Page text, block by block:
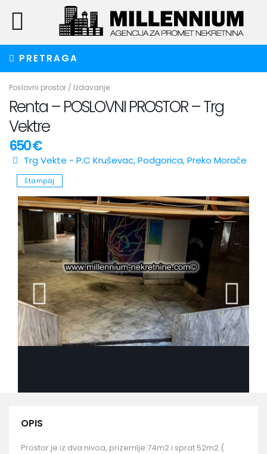
PRETRAGA
Poslovni prostor / Izdavanje
Renta – POSLOVNI PROSTOR – Trg
Vektre
650 €
Trg Vekte - P.C Kruševac,Podgorica,Preko Morače
štampaj
OPIS
Prostor je iz dva nivoa, prizemlje 74m2 i sprat 52m2 (